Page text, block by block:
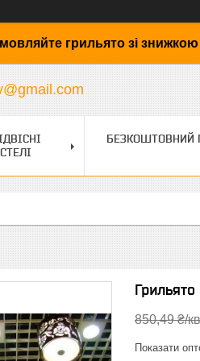
грильято зі знижкою
СТЕЛІ
БЕЗКОШТОВНИЙ
850,49 ₴/
Показати